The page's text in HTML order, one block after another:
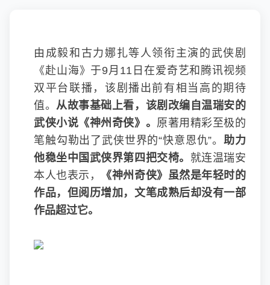
由成毅和古力娜扎等人领衔主演的武侠剧
《赴山海》于9月11日在爱奇艺和腾讯视频
双平台联播，该剧播出前有相当高的期待
值。从故事基础上看，该剧改编自温瑞安的
武侠小说《神州奇侠》。 原著用精彩至极的
笔触勾勒出了武侠世界的“快意恩仇”。助力
他稳坐中国武侠界第四把交椅。 就连温瑞安
本人也表示，
《神州奇侠》虽然是年轻时的
作品，但阅历增加，文笔成熟后却没有一部
作品超过它。